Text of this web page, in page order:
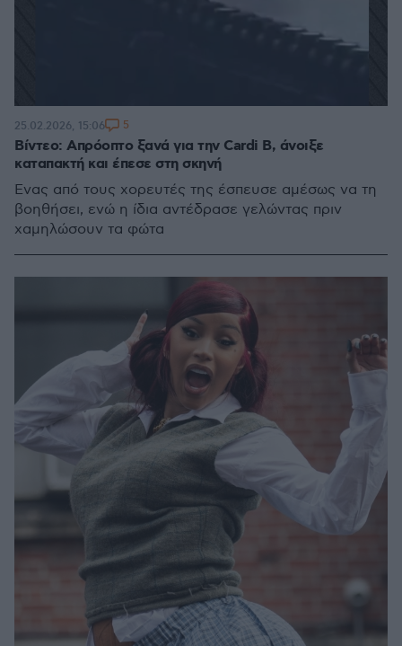
Βίντεο: Απρόοπτο ξανά για την Cardi B, άνοιξε
καταπακτή και έπεσε στη σκηνή
Ένας από τους χορευτές της έσπευσε αμέσως να τη
βοηθήσει, ενώ η ίδια αντέδρασε γελώντας πριν
χαμηλώσουν τα φώτα
25.02.2026, 15:06 5